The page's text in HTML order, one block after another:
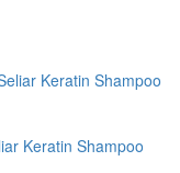
Keratin Shampoo